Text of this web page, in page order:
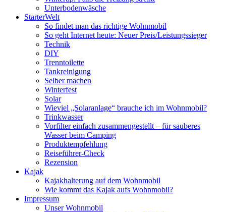
Unterbodenwäsche
StarterWelt
So findet man das richtige Wohnmobil
So geht Internet heute: Neuer Preis/Leistungssieger
Technik
DIY
Trenntoilette
Tankreinigung
Selber machen
Winterfest
Solar
Wieviel „Solaranlage“ brauche ich im Wohnmobil?
Trinkwasser
Vorfilter einfach zusammengestellt – für sauberes
Wasser beim Camping
Produktempfehlung
Reiseführer-Check
Rezension
Kajak
Kajakhalterung auf dem Wohnmobil
Wie kommt das Kajak aufs Wohnmobil?
Impressum
Unser Wohnmobil